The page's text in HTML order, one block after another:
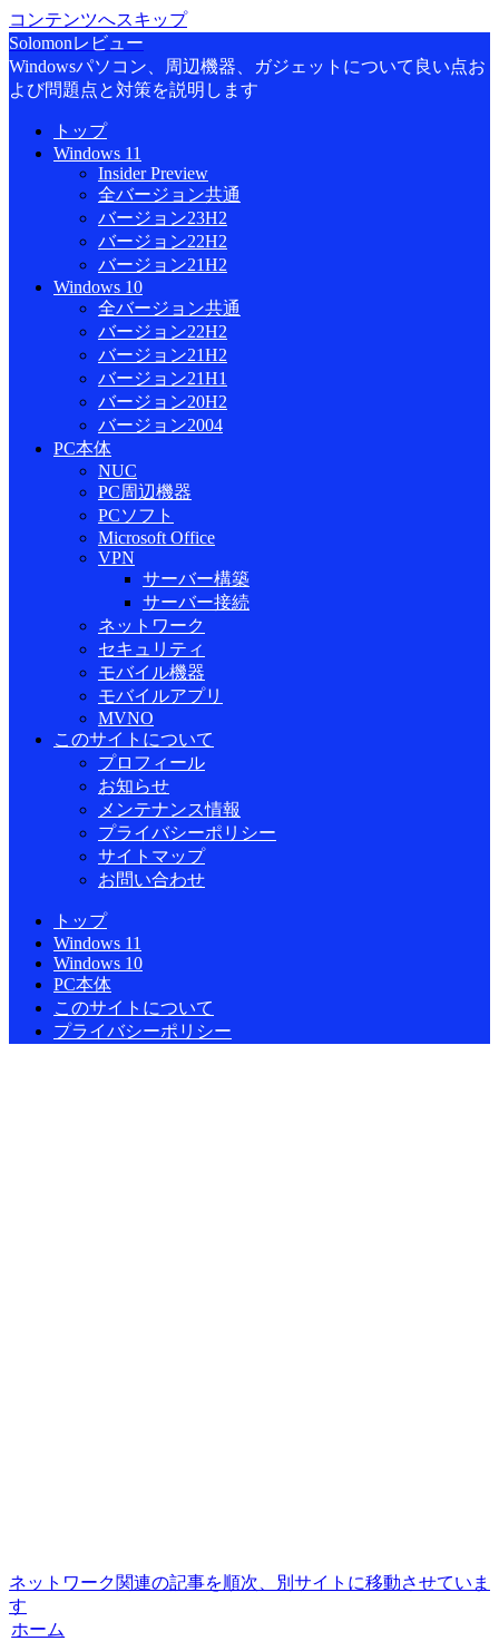
コンテンツへスキップ
Solomonレビュー
Windowsパソコン、周辺機器、ガジェットについて良い点お
よび問題点と対策を説明します
トップ
Windows 11
Insider Preview
全バージョン共通
バージョン23H2
バージョン22H2
バージョン21H2
Windows 10
全バージョン共通
バージョン22H2
バージョン21H2
バージョン21H1
バージョン20H2
バージョン2004
PC本体
NUC
PC周辺機器
PCソフト
Microsoft Office
VPN
サーバー構築
サーバー接続
ネットワーク
セキュリティ
モバイル機器
モバイルアプリ
MVNO
このサイトについて
プロフィール
お知らせ
メンテナンス情報
プライバシーポリシー
サイトマップ
お問い合わせ
トップ
Windows 11
Windows 10
PC本体
このサイトについて
プライバシーポリシー
ネットワーク関連の記事を順次、別サイトに移動させていま
す
ホーム